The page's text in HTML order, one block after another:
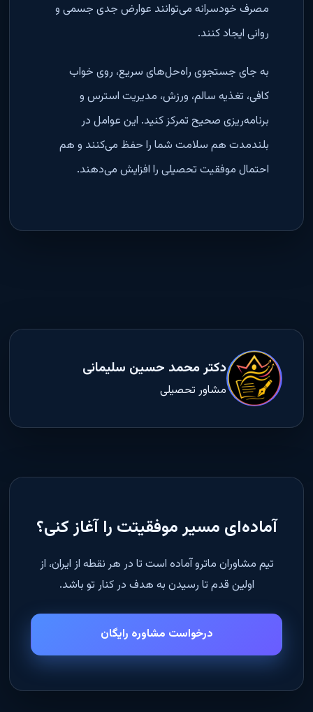
مصرف خودسرانه می‌توانند عوارض جدی جسمی و
روانی ایجاد کنند.
به جای جستجوی راه‌حل‌های سریع، روی خواب
کافی، تغذیه سالم، ورزش، مدیریت استرس و
برنامه‌ریزی صحیح تمرکز کنید. این عوامل در
بلندمدت هم سلامت شما را حفظ می‌کنند و هم
احتمال موفقیت تحصیلی را افزایش می‌دهند.
دکتر محمد حسین سلیمانی
مشاور تحصیلی
آماده‌ای مسیر موفقیتت را آغاز کنی؟
تیم مشاوران ماترو آماده است تا در هر نقطه از ایران، از
اولین قدم تا رسیدن به هدف در کنار تو باشد.
درخواست مشاوره رایگان